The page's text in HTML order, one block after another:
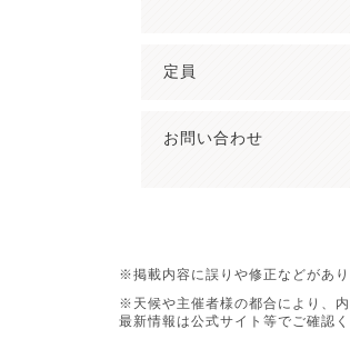
定員
お問い合わせ
※掲載内容に誤りや修正などがあり
※天候や主催者様の都合により、
最新情報は公式サイト等でご確認く